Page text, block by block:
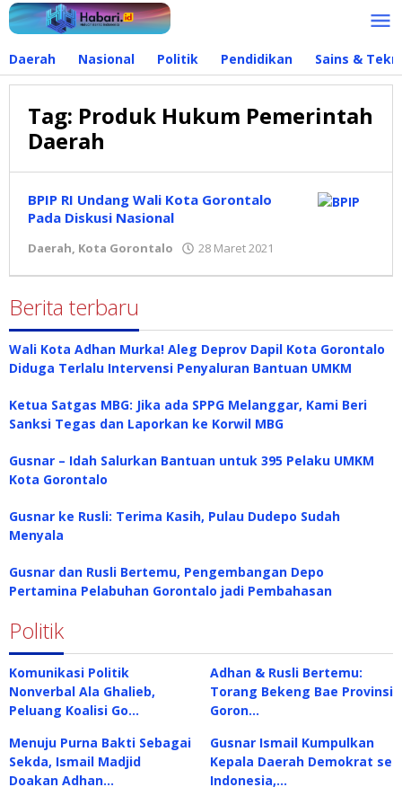
Lewati
ke
Daerah Nasional Politik Pendidikan Sains &
Tag: Produk Hukum Pemerintah
Daerah
BPIP RI Undang Wali Kota Gorontalo
Pada Diskusi Nasional
Daerah, Kota Gorontalo 28 Maret 2021
Berita terbaru
Wali Kota Adhan Murka! Aleg Deprov Dapil Kota Gorontalo
Diduga Terlalu Intervensi Penyaluran Bantuan UMKM
Ketua Satgas MBG: Jika ada SPPG Melanggar, Kami Beri
Sanksi Tegas dan Laporkan ke Korwil MBG
Gusnar – Idah Salurkan Bantuan untuk 395 Pelaku UMKM
Kota Gorontalo
Gusnar ke Rusli: Terima Kasih, Pulau Dudepo Sudah
Menyala
Gusnar dan Rusli Bertemu, Pengembangan Depo
Pertamina Pelabuhan Gorontalo jadi Pembahasan
Politik
Komunikasi Politik
Nonverbal Ala Ghalieb,
Peluang Koalisi Go…
Adhan & Rusli Bertemu:
Torang Bekeng Bae Provinsi
Goron…
Menuju Purna Bakti Sebagai
Sekda, Ismail Madjid
Doakan Adhan…
Gusnar Ismail Kumpulkan
Kepala Daerah Demokrat se
Indonesia,…